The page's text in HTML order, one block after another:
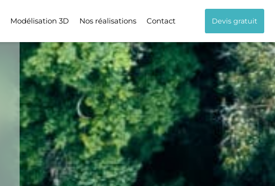
Modélisation 3D Nos réalisations Contact Devis gratuit